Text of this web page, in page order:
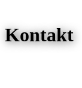
Kontakt